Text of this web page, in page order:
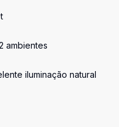
ambientes
iluminação natural